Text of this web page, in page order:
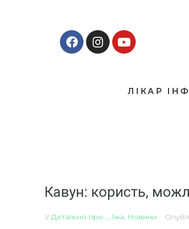
ЛІКАР
Кавун: користь,
У Детально про..., Їжа, Новини